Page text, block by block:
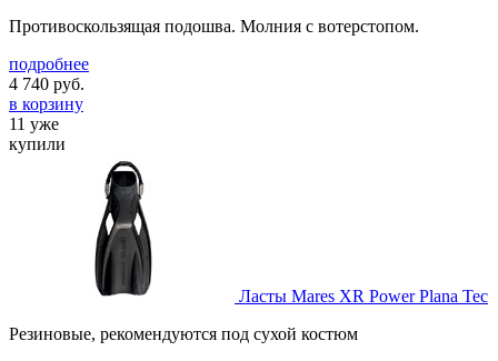
Противоскользящая подошва. Молния с вотерстопом.
подробнее
4 740 руб.
в корзину
11 уже
купили
Ласты Mares XR Power Plana Tec
Резиновые, рекомендуются под сухой костюм